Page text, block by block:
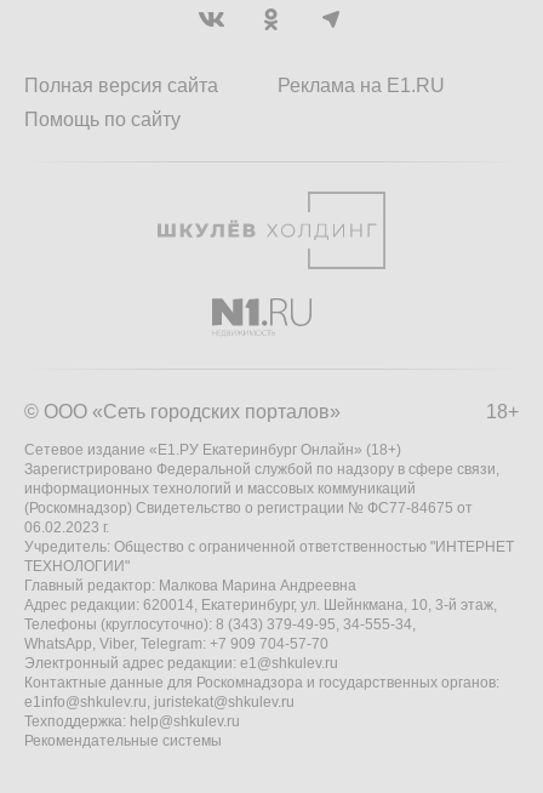
Полная версия сайта
Помощь по сайту
Реклама на E1.RU
18+
© ООО «Сеть городских порталов»
Сетевое издание «Е1.РУ Екатеринбург Онлайн» (18+)
Зарегистрировано Федеральной службой по надзору в сфере связи,
информационных технологий и массовых коммуникаций
(Роскомнадзор) Свидетельство о регистрации № ФС77-84675 от
06.02.2023 г.
Учредитель: Общество с ограниченной ответственностью "ИНТЕРНЕТ
ТЕХНОЛОГИИ"
Главный редактор: Малкова Марина Андреевна
Адрес редакции: 620014, Екатеринбург, ул. Шейнкмана, 10, 3-й этаж,
Телефоны (круглосуточно): 8 (343) 379-49-95, 34-555-34,
WhatsApp, Viber, Telegram: +7 909 704-57-70
Электронный адрес редакции: e1@shkulev.ru
Контактные данные для Роскомнадзора и государственных органов:
e1info@shkulev.ru, juristekat@shkulev.ru
Техподдержка: help@shkulev.ru
Рекомендательные системы